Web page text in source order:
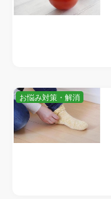
お悩み対策・解消